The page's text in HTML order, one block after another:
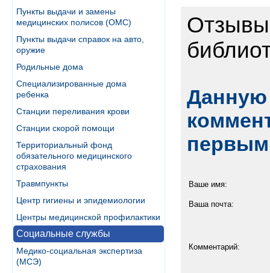
Пункты выдачи и замены
медицинских полисов (ОМС)
Пункты выдачи справок на авто,
оружие
Родильные дома
Специализированные дома
ребенка
Станции переливания крови
Станции скорой помощи
Территориальный фонд
обязательного медицинского
страхования
Травмпункты
Центр гигиены и эпидемиологии
Центры медицинской профилактики
Социальные службы
Медико-социальная экспертиза
(МСЭ)
Отзывы
Данную
Ваше имя:
Ваша почта:
Комментарий: